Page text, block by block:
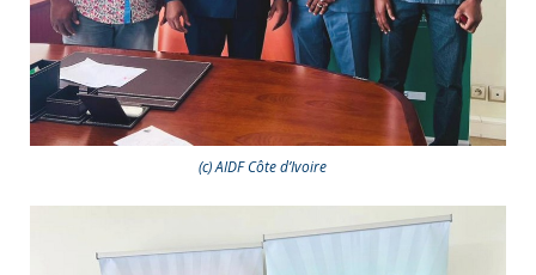
(c) AIDF Côte d’Ivoire